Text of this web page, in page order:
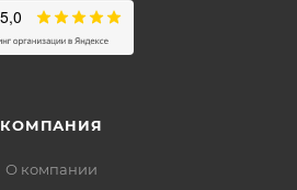
КОМПАНИЯ
О компании